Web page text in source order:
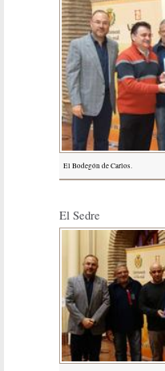
El Bodegón de Carlos.
El Sedre